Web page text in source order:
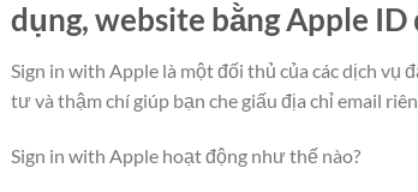
dụng, website bằng Apple
Sign in with Apple là một đối thủ của các dịch vụ
tư và thậm chí giúp bạn che giấu địa chỉ email
Sign in with Apple hoạt động như thế nào?